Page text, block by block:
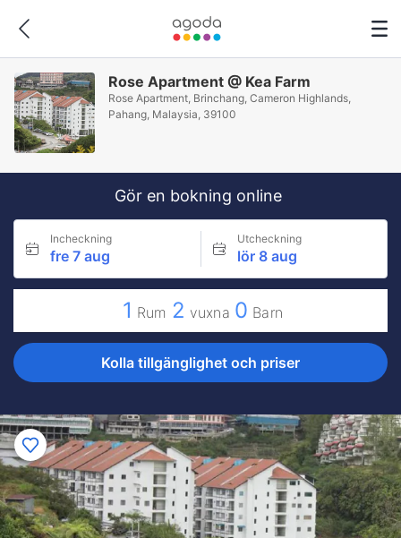
Rose Apartment @ Kea Farm
Rose Apartment, Brinchang, Cameron Highlands,
Pahang, Malaysia, 39100
Gör en bokning online
Incheckning
fre 7 aug
Utcheckning
lör 8 aug
1 Rum 2 vuxna 0 Barn
Kolla tillgänglighet och priser